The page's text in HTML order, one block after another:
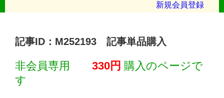
新規会員登録
記事ID：M252193 記事単品購入
非会員専用 330円 購入のページで
す